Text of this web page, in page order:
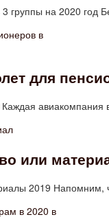
3 группы на 2020
для
или
2019 Напомним,